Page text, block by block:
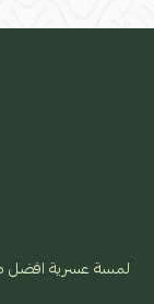
لمسة عسرية افضل